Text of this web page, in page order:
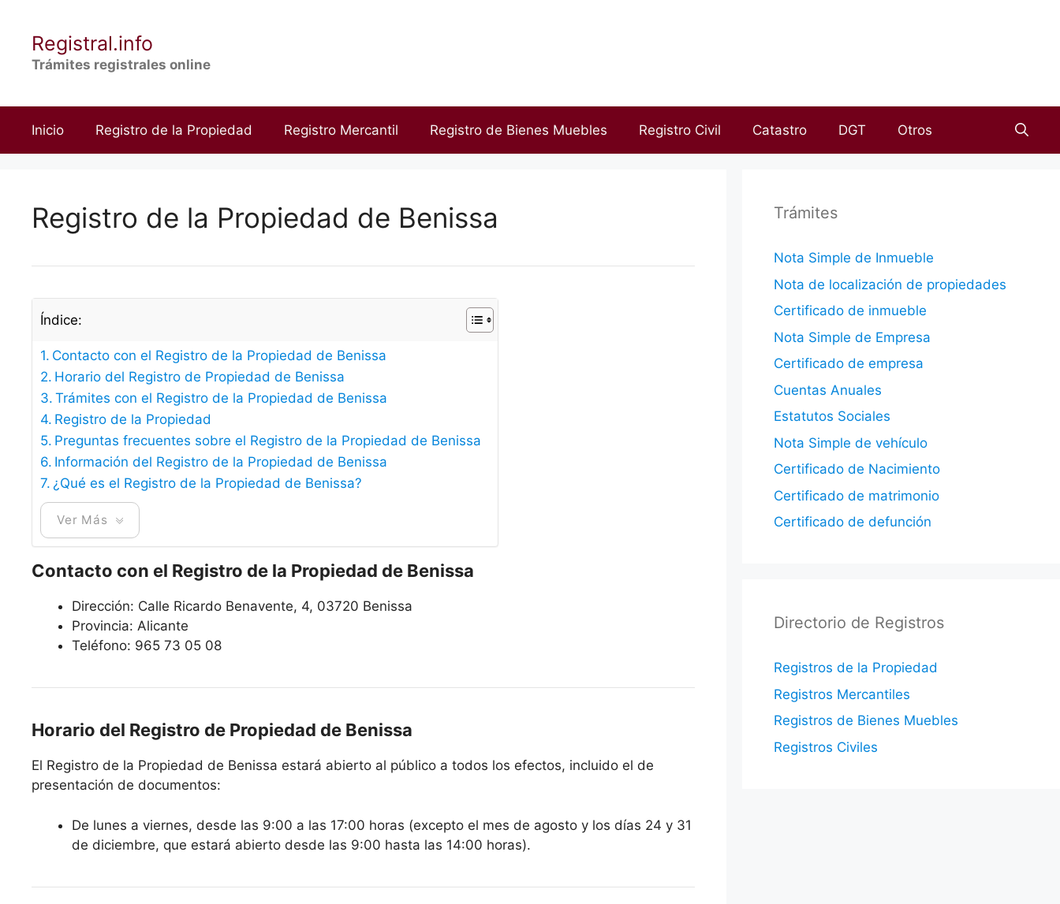
contenidoRegistral.info
Trámites registrales online
Inicio Registro de la Propiedad Registro Mercantil Registro de Bienes Muebles Registro Civil Catastro DGT Otros
Registro de la Propiedad de Benissa
Índice:
Contacto con el Registro de la Propiedad de Benissa
Horario del Registro de Propiedad de Benissa
Trámites con el Registro de la Propiedad de Benissa
Registro de la Propiedad
Preguntas frecuentes sobre el Registro de la Propiedad de Benissa
Información del Registro de la Propiedad de Benissa
¿Qué es el Registro de la Propiedad de Benissa?
Ver Más
Contacto con el Registro de la Propiedad de Benissa
Dirección: Calle Ricardo Benavente, 4, 03720 Benissa
Provincia: Alicante
Teléfono: 965 73 05 08
Horario del Registro de Propiedad de Benissa
El Registro de la Propiedad de Benissa estará abierto al público a todos los efectos, incluido el de
presentación de documentos:
De lunes a viernes, desde las 9:00 a las 17:00 horas (excepto el mes de agosto y los días 24 y 31
de diciembre, que estará abierto desde las 9:00 hasta las 14:00 horas).
Trámites
Nota Simple de Inmueble
Nota de localización de propiedades
Certificado de inmueble
Nota Simple de Empresa
Certificado de empresa
Cuentas Anuales
Estatutos Sociales
Nota Simple de vehículo
Certificado de Nacimiento
Certificado de matrimonio
Certificado de defunción
Directorio de Registros
Registros de la Propiedad
Registros Mercantiles
Registros de Bienes Muebles
Registros Civiles